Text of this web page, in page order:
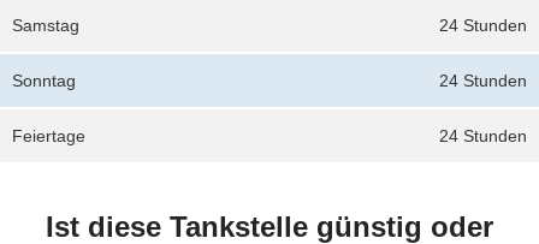
24 Stunden
Samstag
24 Stunden
Sonntag
24 Stunden
Feiertage
Ist diese Tankstelle günstig oder